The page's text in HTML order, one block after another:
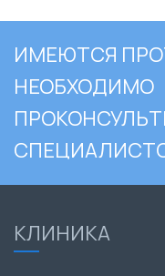
ИМЕЮТСЯ
НЕОБХОДИМО
КЛИНИКА